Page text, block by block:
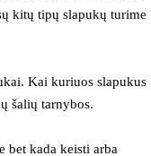
kitų tipų slapukų turime
Kai kuriuos slapukus
šalių tarnybos.
bet kada keisti arba